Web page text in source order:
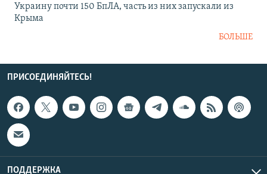
Украину почти 150 БпЛА, часть из них запускали из
Крыма
БОЛЬШЕ
ПРИСОЕДИНЯЙТЕСЬ!
ПОДДЕРЖКА